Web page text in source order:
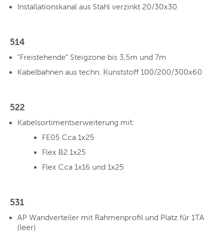
Installationskanal aus Stahl verzinkt 20/30x30
514
"Freistehende" Steigzone bis 3,5m und 7m
Kabelbahnen aus techn. Kunststoff 100/200/300x60
522
Kabelsortimentserweiterung mit:
FE05 Cca 1x25
Flex B2 1x25
Flex Cca 1x16 und 1x25
531
AP Wandverteiler mit Rahmenprofil und Platz für 1TA
(leer)